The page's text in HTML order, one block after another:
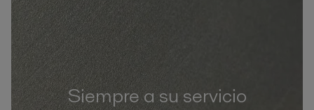
Siempre a su servicio